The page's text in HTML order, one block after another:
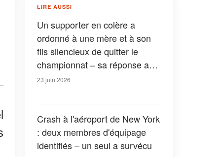
LIRE AUSSI
Un supporter en colère a
ordonné à une mère et à son
fils silencieux de quitter le
championnat – sa réponse a
laissé la section 112 sans voix
23 juin 2026
Crash à l'aéroport de New York
: deux membres d'équipage
identifiés – un seul a survécu